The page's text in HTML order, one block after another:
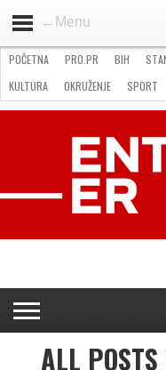
←Menu
STANDARD
GOSPODARSTVO
OKRUŽENJE
POČETNA PRO.PR BIH
KULTURA
OKRUŽENJE SPORT
NATJEČAJI
FILMING LOCATION IN
ALL